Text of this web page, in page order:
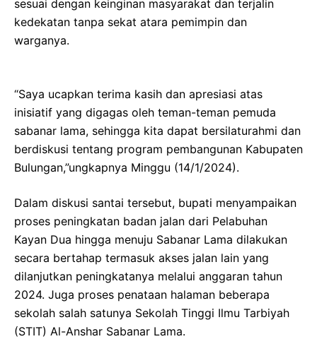
sesuai dengan keinginan masyarakat dan terjalin
kedekatan tanpa sekat atara pemimpin dan
warganya.
“Saya ucapkan terima kasih dan apresiasi atas
inisiatif yang digagas oleh teman-teman pemuda
sabanar lama, sehingga kita dapat bersilaturahmi dan
berdiskusi tentang program pembangunan Kabupaten
Bulungan,”ungkapnya Minggu (14/1/2024).
Dalam diskusi santai tersebut, bupati menyampaikan
proses peningkatan badan jalan dari Pelabuhan
Kayan Dua hingga menuju Sabanar Lama dilakukan
secara bertahap termasuk akses jalan lain yang
dilanjutkan peningkatanya melalui anggaran tahun
2024. Juga proses penataan halaman beberapa
sekolah salah satunya Sekolah Tinggi Ilmu Tarbiyah
(STIT) Al-Anshar Sabanar Lama.